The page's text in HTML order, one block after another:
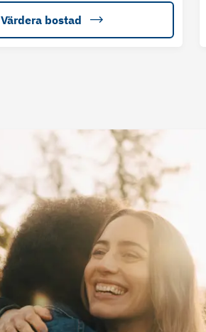
Värdera bostad